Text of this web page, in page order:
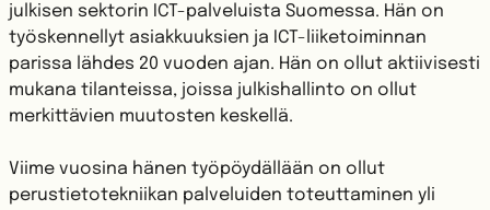
julkisen sektorin ICT-palveluista Suomessa. Hän on
työskennellyt asiakkuuksien ja ICT-liiketoiminnan
parissa lähdes 20 vuoden ajan. Hän on ollut aktiivisesti
mukana tilanteissa, joissa julkishallinto on ollut
merkittävien muutosten keskellä.
Viime vuosina hänen työpöydällään on ollut
perustietotekniikan palveluiden toteuttaminen yli